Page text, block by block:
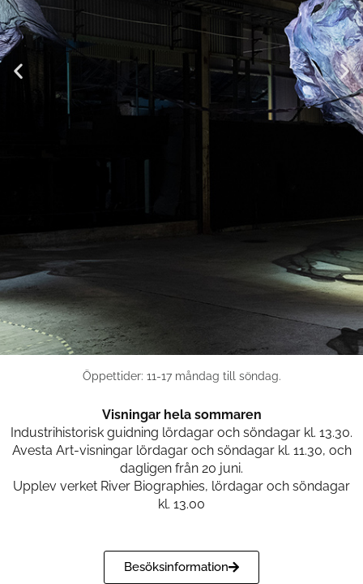
Avesta Art
2026
Earthly Bodieas Born of Love. En
grupputställmning med åtta
internationella och svenska konstnärer.
Öppettider: 11-17 måndag till söndag.
Visningar hela sommaren
Industrihistorisk guidning lördagar och söndagar kl. 13.30.
Avesta Art-visningar lördagar och söndagar kl. 11.30, och
dagligen från 20 juni.
Upplev verket River Biographies, lördagar och söndagar
kl. 13.00
Besöksinformation